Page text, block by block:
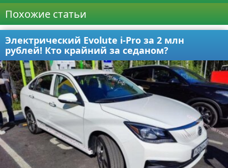
Похожие статьи
Электрический Evolute i-Pro за 2 млн
рублей! Кто крайний за седаном?